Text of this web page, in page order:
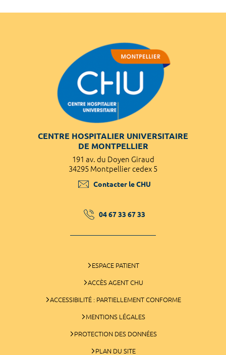
CENTRE HOSPITALIER UNIVERSITAIRE
DE MONTPELLIER
191 av. du Doyen Giraud
34295 Montpellier cedex 5
Contacter le CHU
04 67 33 67 33
ESPACE PATIENT
ACCÈS AGENT CHU
ACCESSIBILITÉ : PARTIELLEMENT CONFORME
MENTIONS LÉGALES
PROTECTION DES DONNÉES
PLAN DU SITE